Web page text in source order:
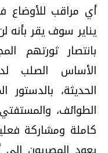
يناير سوف يقر بأنه
بانتصار ثورتهم
الأساس الصلب
الحديثة،
الطوائف،
كاملة ومشاركة